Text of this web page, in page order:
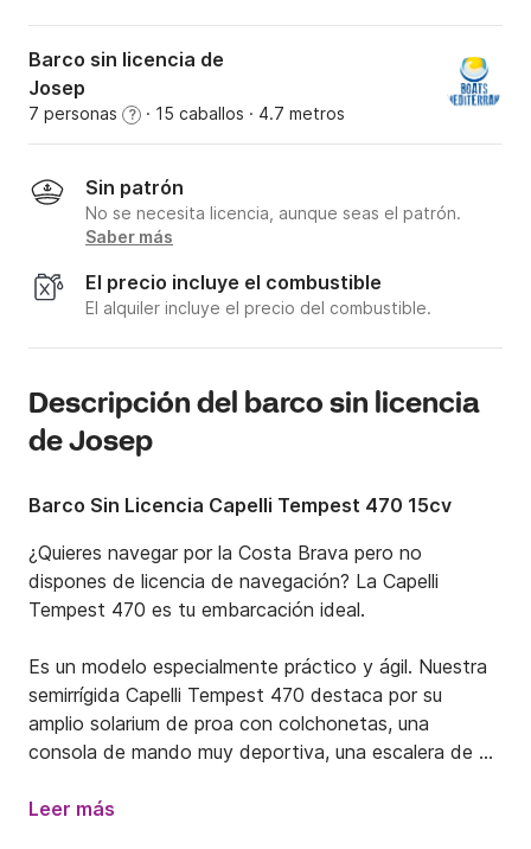
Barco sin licencia de
Josep
7 personas ? · 15 caballos · 4.7 metros
Sin patrón
No se necesita licencia, aunque seas el patrón.
Saber más
El precio incluye el combustible
El alquiler incluye el precio del combustible.
Descripción del barco sin licencia
de Josep
Barco Sin Licencia Capelli Tempest 470 15cv
¿Quieres navegar por la Costa Brava pero no
dispones de licencia de navegación? La Capelli
Tempest 470 es tu embarcación ideal.
Es un modelo especialmente práctico y ágil. Nuestra
semirrígida Capelli Tempest 470 destaca por su
amplio solarium de proa con colchonetas, una
consola de mando muy deportiva, una escalera de
Leer más